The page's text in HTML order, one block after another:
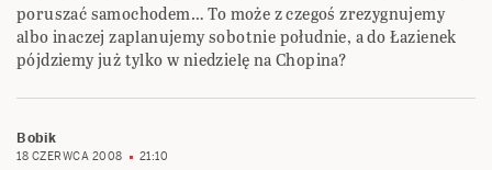
poruszać samochodem… To może z czegoś zrezygnujemy
albo inaczej zaplanujemy sobotnie południe, a do Łazienek
pójdziemy już tylko w niedzielę na Chopina?
Bobik
18 CZERWCA 2008 21:10